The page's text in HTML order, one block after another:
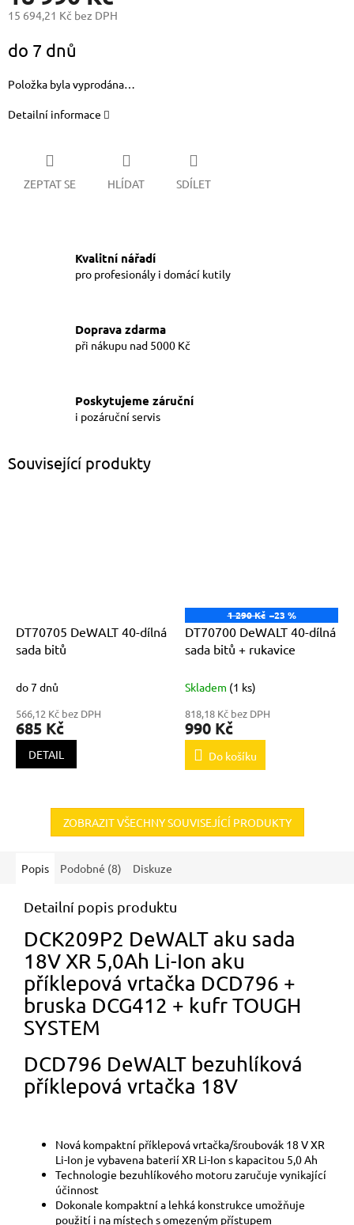
15 694,21 Kč bez DPH
cena:
do 7 dnů
Položka byla vyprodána…
Detailní informace
ZEPTAT SE HLÍDAT SDÍLET
Kvalitní nářadí
pro profesionály i domácí kutily
Doprava zdarma
při nákupu nad 5000 Kč
Poskytujeme záruční
i pozáruční servis
Související produkty
DT70705 DeWALT 40-dílná
sada bitů
do 7 dnů
566,12 Kč bez DPH
685 Kč
DETAIL
1 290 Kč –23 %
DT70700 DeWALT 40-dílná
sada bitů + rukavice
Skladem (1 ks)
818,18 Kč bez DPH
990 Kč
Do košíku
ZOBRAZIT VŠECHNY SOUVISEJÍCÍ PRODUKTY
Popis Podobné (8) Diskuze
Detailní popis produktu
DCK209P2 DeWALT aku sada
18V XR 5,0Ah Li-Ion aku
příklepová vrtačka DCD796 +
bruska DCG412 + kufr TOUGH
SYSTEM
DCD796 DeWALT bezuhlíková
příklepová vrtačka 18V
Nová kompaktní příklepová vrtačka/šroubovák 18 V XR
Li-Ion je vybavena baterií XR Li-Ion s kapacitou 5,0 Ah
Technologie bezuhlíkového motoru zaručuje vynikající
účinnost
Dokonale kompaktní a lehká konstrukce umožňuje
použití i na místech s omezeným přístupem